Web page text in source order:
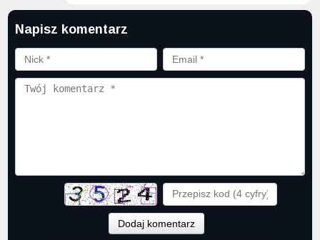
Napisz komentarz
Dodaj komentarz